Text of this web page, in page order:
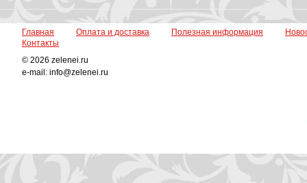
Главная Оплата и доставка Полезная информация
Контакты
© 2026 zelenei.ru
e-mail: info@zelenei.ru